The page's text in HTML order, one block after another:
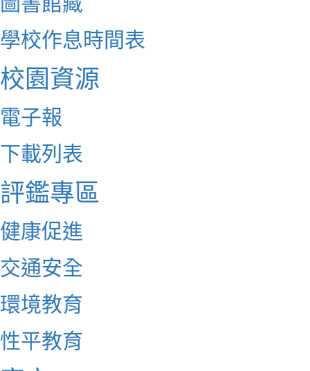
學校作息時間表
校園資源
電子報
下載列表
評鑑專區
健康促進
交通安全
環境教育
性平教育